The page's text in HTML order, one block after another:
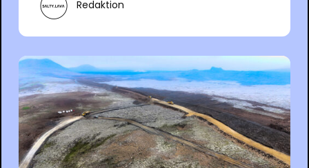
Redaktion